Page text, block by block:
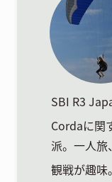
SBI R3
Cordaに関
派。一人旅
観戦が趣味。